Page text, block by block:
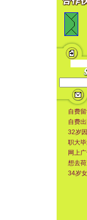
自费
自费
32岁
职大
网上
想去
34岁